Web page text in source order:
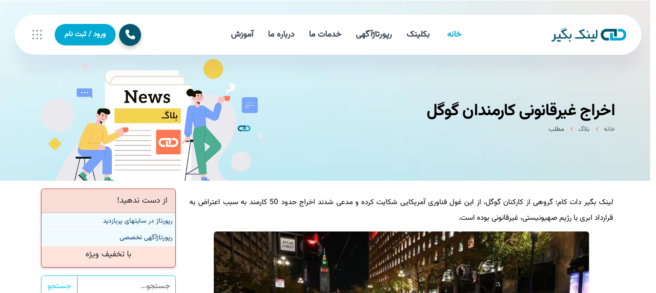
خانه بکلینک رپورتاژآگهی خدمات ما درباره ما آموزش ورود / ثبت نام
اخراج غیرقانونی کارمندان گوگل
خانه بلاگ مطلب
لینک بگیر دات کام: گروهی از کارکنان گوگل، از این غول فناوری آمریکایی شکایت کرده و مدعی شدند اخراج حدود 50 کارمند به سبب اعتراض به
قرارداد ابری با رژیم صهیونیستی، غیرقانونی بوده است.
از دست ندهید!
رپورتاژ در سایتهای پربازدید
رپورتاژآگهی تخصصی
با تخفیف ویژه
جستجو